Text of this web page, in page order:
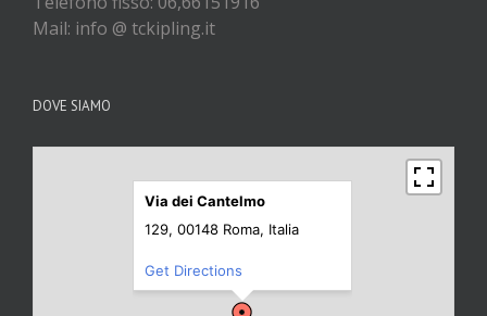
Mail: info @ tckipling.it
DOVE SIAMO
Via dei Cantelmo
129, 00148 Roma, Italia
Get Directions